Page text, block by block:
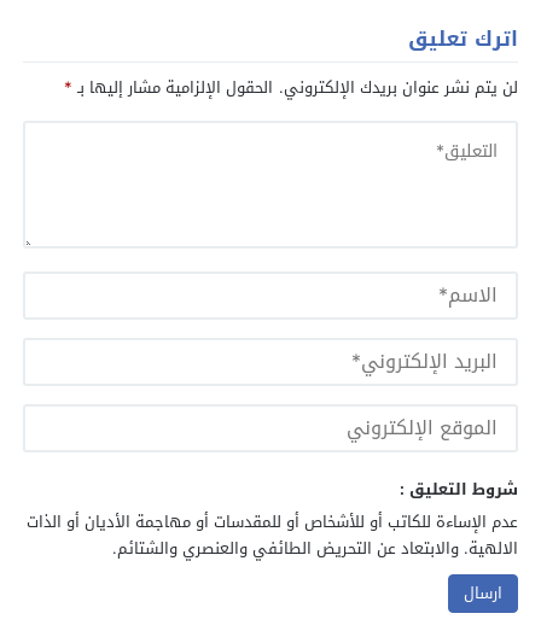
اترك تعليق
لن يتم نشر عنوان بريدك الإلكتروني. الحقول الإلزامية مشار إليها بـ*
شروط التعليق :
عدم الإساءة للكاتب أو للأشخاص أو للمقدسات أو مهاجمة الأديان أو الذات
الالهية. والابتعاد عن التحريض الطائفي والعنصري والشتائم.